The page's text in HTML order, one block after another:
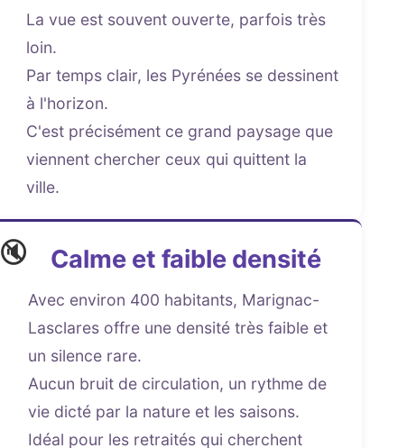
La vue est souvent ouverte, parfois très
loin.
Par temps clair, les Pyrénées se dessinent
à l'horizon.
C'est précisément ce grand paysage que
viennent chercher ceux qui quittent la
ville.
🔇 Calme et faible densité
Avec environ 400 habitants, Marignac-
Lasclares offre une densité très faible et
un silence rare.
Aucun bruit de circulation, un rythme de
vie dicté par la nature et les saisons.
Idéal pour les retraités qui cherchent